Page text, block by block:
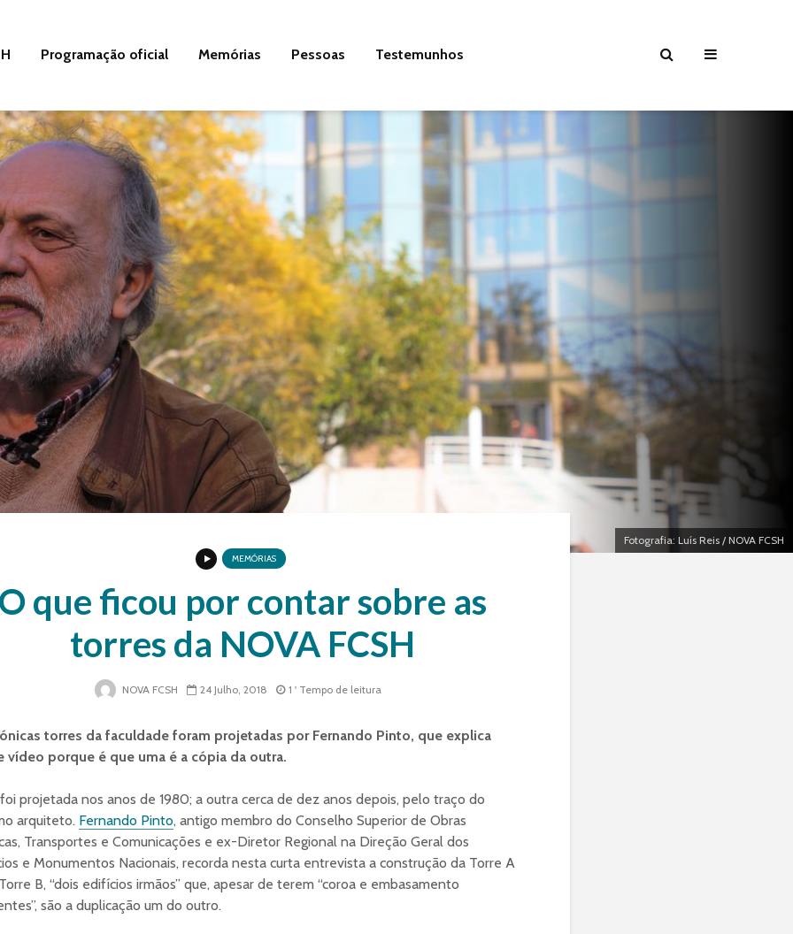
Programação oficial Memórias Pessoas Testemunhos
Fotografia: Luís Reis / NOVA FCSH
MEMÓRIAS
que ficou por contar sobre as
torres da NOVA FCSH
NOVA FCSH 24 Julho, 2018 1 ' Tempo de leitura
torres da faculdade foram projetadas por Fernando Pinto, que explica
vídeo porque é que uma é a cópia da outra.
projetada nos anos de 1980; a outra cerca de dez anos depois, pelo traço do
arquiteto. Fernando Pinto, antigo membro do Conselho Superior de Obras
Transportes e Comunicações e ex-Diretor Regional na Direção Geral dos
e Monumentos Nacionais, recorda nesta curta entrevista a construção da Torre A
B, “dois edifícios irmãos” que, apesar de terem “coroa e embasamento
são a duplicação um do outro.
Não tem 40 anos,
mas é a mais
popular desde que
inscrições na NOVA
FCSH
Os melhores
tesourinhos das
primeiras turmas
Cristina Ponte:
memórias de uma
trabalhadora-
O primeiro
aulas na
Os melhores